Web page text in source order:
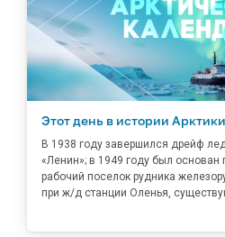
Этот день в истории Арктики
В 1938 году завершился дрейф
«Ленин»; в 1949 году был основан
рабочий поселок рудника
при ж/д станции Оленья,